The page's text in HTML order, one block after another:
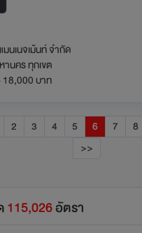
นเนจเม้นท์ จำกัด
านคร ทุกเขต
บาท
2 3 4 5 6 7 8
>>
115,026อัตรา